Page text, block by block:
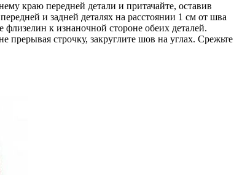
краю передней детали и притачайте, оставив
и задней деталях на расстоянии 1 см от шва
к изнаночной стороне обеих деталей.
строчку, закруглите шов на углах. Срежьте